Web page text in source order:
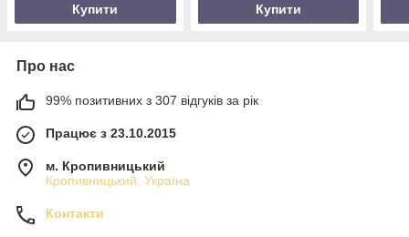
Купити Купити
Про нас
99% позитивних з 307 відгуків за рік
Працює з 23.10.2015
м. Кропивницький
Кропивницький, Україна
Контакти